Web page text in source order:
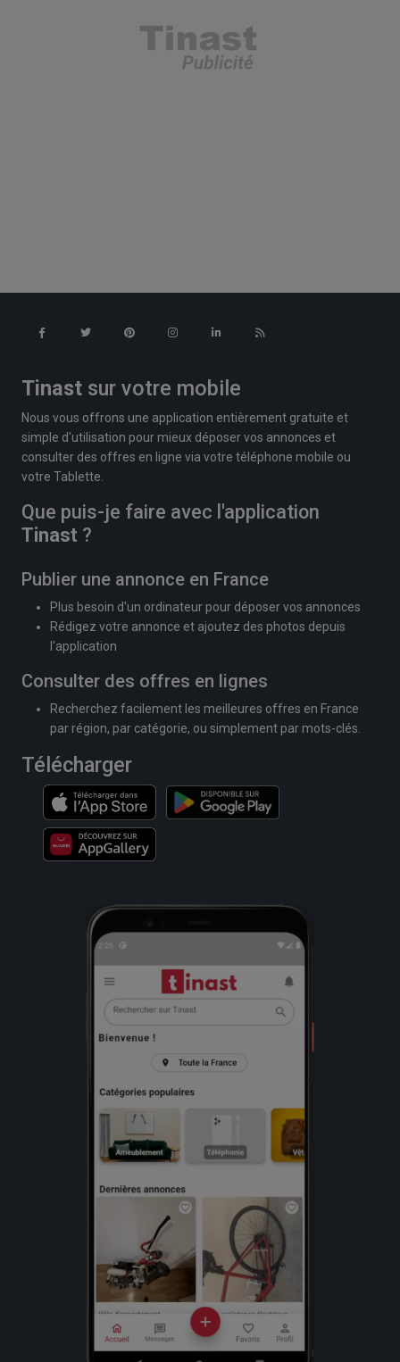
Tinast sur votre mobile
Nous vous offrons une application entièrement gratuite et
simple d'utilisation pour mieux déposer vos annonces et
consulter des offres en ligne via votre téléphone mobile ou
votre Tablette.
Que puis-je faire avec l'application
Tinast ?
Publier une annonce en France
Plus besoin d'un ordinateur pour déposer vos annonces
Rédigez votre annonce et ajoutez des photos depuis
l'application
Consulter des offres en lignes
Recherchez facilement les meilleures offres en France
par région, par catégorie, ou simplement par mots-clés.
Télécharger